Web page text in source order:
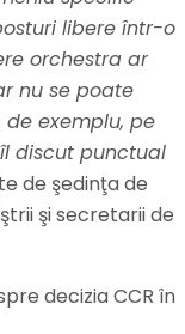
libere într-o
orchestra ar
nu se poate
exemplu, pe
discut punctual
de şedinţa de
şi secretarii de
decizia CCR în